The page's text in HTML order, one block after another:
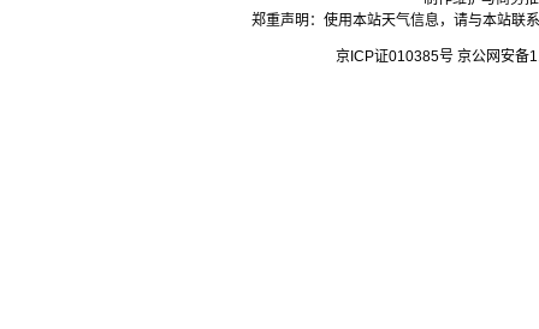
郑重声明：使用本站天气信息，请与本站联
京ICP证010385号 京公网安备